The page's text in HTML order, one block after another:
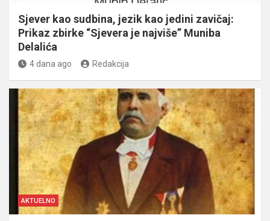
Sjever kao sudbina, jezik kao jedini zavičaj:
Prikaz zbirke “Sjevera je najviše” Muniba
Delalića
4 dana ago Redakcija
AKTUELNO